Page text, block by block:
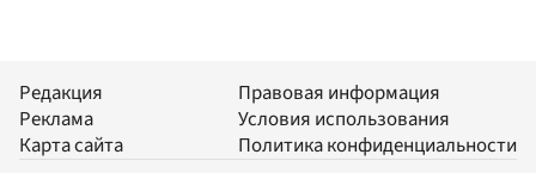
Редакция
Реклама
Карта сайта
Правовая информация
Условия использования
Политика конфиденциальности